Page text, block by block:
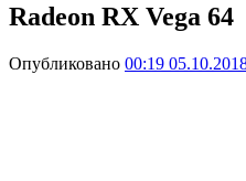
Radeon RX Vega 64
Опубликовано 00:19